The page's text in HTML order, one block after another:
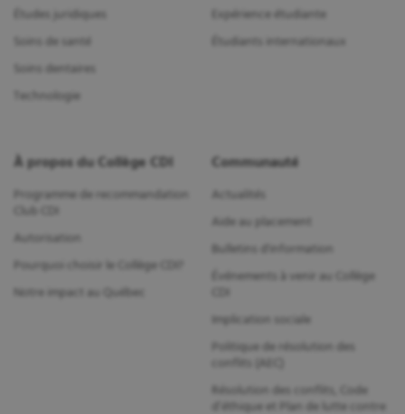
Études juridiques
Soins de santé
Soins dentaires
Technologie
Expérience étudiante
Étudiants internationaux
À propos du Collège CDI
Programme de recommandation
Club CDI
Autorisation
Pourquoi choisir le Collège CDI?
Notre impact au Québec
Communauté
Actualités
Aide au placement
Bulletins d'information
Événements à venir au Collège
CDI
Implication sociale
Politique de résolution des
conflits (AEC)
Résolution des conflits, Code
d’éthique et Plan de lutte contre